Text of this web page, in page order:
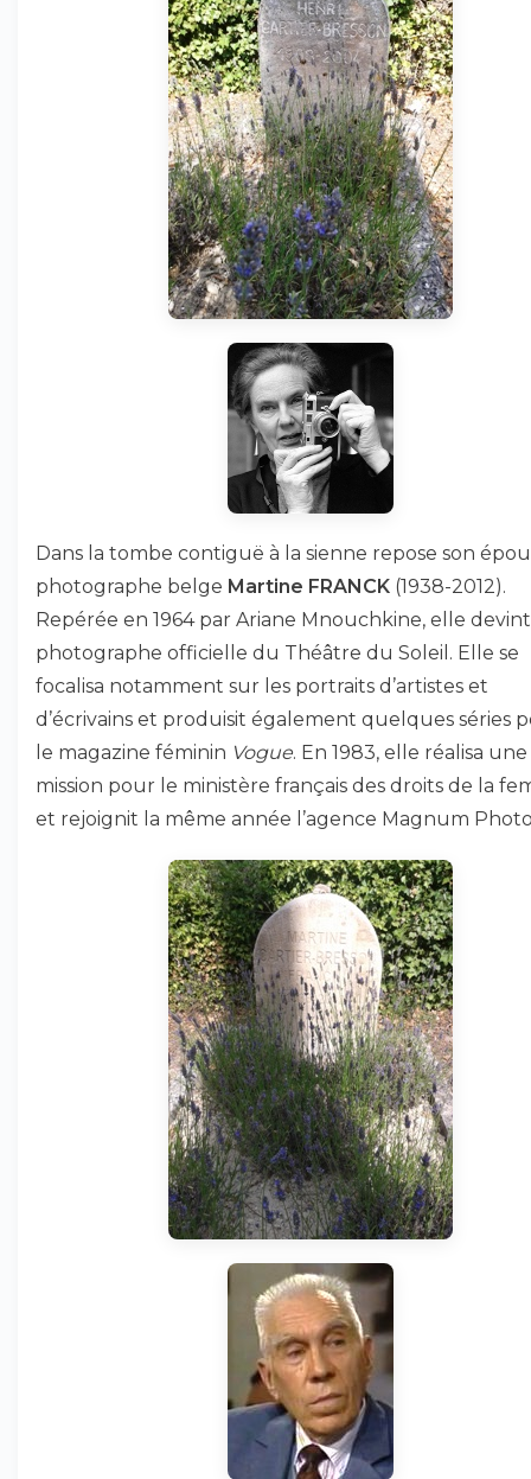
Dans la tombe contiguë à la sienne repose son
photographe belge Martine FRANCK (1938-2012).
Repérée en 1964 par Ariane Mnouchkine, elle
photographe officielle du Théâtre du Soleil. Elle se
focalisa notamment sur les portraits d’artistes et
d’écrivains et produisit également quelques séries
le magazine féminin Vogue. En 1983, elle réalisa une
mission pour le ministère français des droits de la
et rejoignit la même année l’agence Magnum